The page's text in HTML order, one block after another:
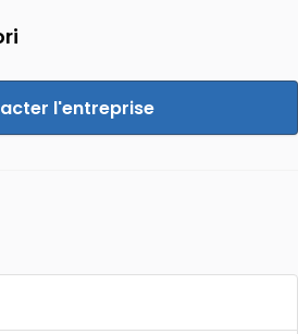
l'entreprise